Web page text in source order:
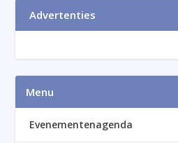
Advertenties
Menu
Evenementenagenda